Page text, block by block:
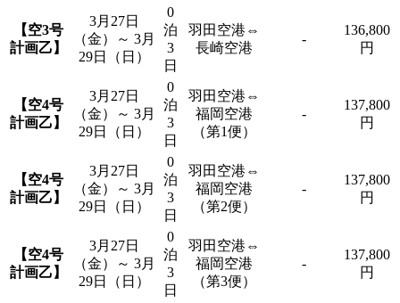
【空3号
計画乙】
3月27日
（金）～ 3月
29日（日）
0
泊
3
日
羽田空港⇔
長崎空港
-
136,800
円
【空4号
計画乙】
3月27日
（金）～ 3月
29日（日）
0
泊
3
日
羽田空港⇔
福岡空港
（第1便）
-
137,800
円
【空4号
計画乙】
3月27日
（金）～ 3月
29日（日）
0
泊
3
日
羽田空港⇔
福岡空港
（第2便）
-
137,800
円
【空4号
計画乙】
3月27日
（金）～ 3月
29日（日）
0
泊
3
日
羽田空港⇔
福岡空港
（第3便）
-
137,800
円